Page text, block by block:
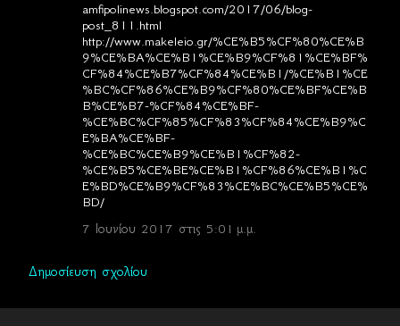
amfipolinews.blogspot.com/2017/06/blog-
post_811.html
http://www.makeleio.gr/%CE%B5%CF%80%CE%B
9%CE%BA%CE%B1%CE%B9%CF%81%CE%BF%
CF%84%CE%B7%CF%84%CE%B1/%CE%B1%CE
%BC%CF%86%CE%B9%CF%80%CE%BF%CE%B
B%CE%B7-%CF%84%CE%BF-
%CE%BC%CF%85%CF%83%CF%84%CE%B9%C
E%BA%CE%BF-
%CE%BC%CE%B9%CE%B1%CF%82-
%CE%B5%CE%BE%CE%B1%CF%86%CE%B1%C
E%BD%CE%B9%CF%83%CE%BC%CE%B5%CE%
BD/
7 Ιουνίου 2017 στις 5:01 μ.μ.
Δημοσίευση σχολίου